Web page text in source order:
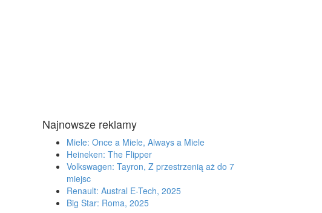
Najnowsze reklamy
Miele: Once a Miele, Always a Miele
Heineken: The Flipper
Volkswagen: Tayron, Z przestrzenią aż do 7
miejsc
Renault: Austral E-Tech, 2025
Big Star: Roma, 2025